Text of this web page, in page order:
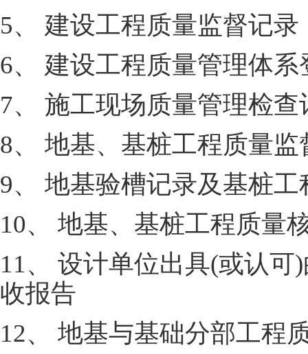
5、 建设工程质量监督记录
6、 建设工程质量管理体系
7、 施工现场质量管理检查
8、 地基、基桩工程质量
9、 地基验槽记录及基桩
10、 地基、基桩工程质量
11、 设计单位出具(或认
收报告
12、 地基与基础分部工程